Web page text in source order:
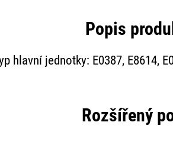
Popis
hlavní jednotky: E0387, E8614,
Rozšířený